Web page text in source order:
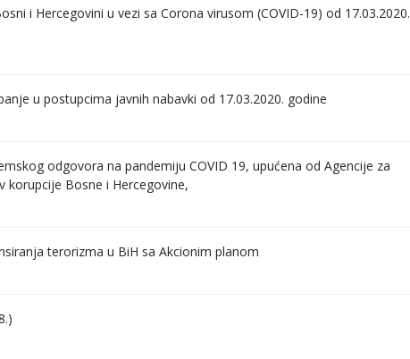
i Hercegovini u vezi sa Corona virusom (COVID-19) od 17.03.2020.
u postupcima javnih nabavki od 17.03.2020. godine
odgovora na pandemiju COVID 19, upućena od Agencije za
korupcije Bosne i Hercegovine,
terorizma u BiH sa Akcionim planom